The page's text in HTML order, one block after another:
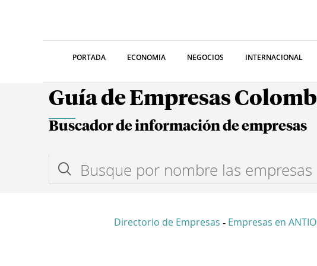
PORTADA ECONOMIA NEGOCIOS INTERNACIONAL
Guía de Empresas
Buscador de información de empresas
Directorio de Empresas - Empresas en